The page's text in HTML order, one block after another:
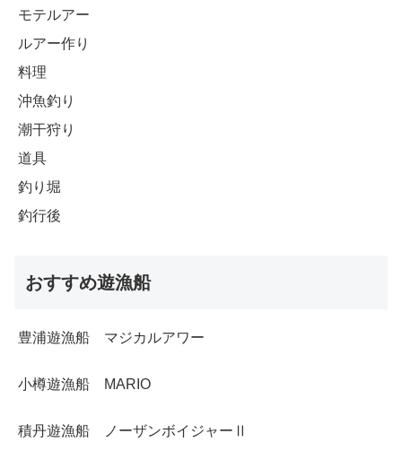
モテルアー
ルアー作り
料理
沖魚釣り
潮干狩り
道具
釣り堀
釣行後
おすすめ遊漁船
豊浦遊漁船 マジカルアワー
小樽遊漁船 MARIO
積丹遊漁船 ノーザンボイジャーⅡ